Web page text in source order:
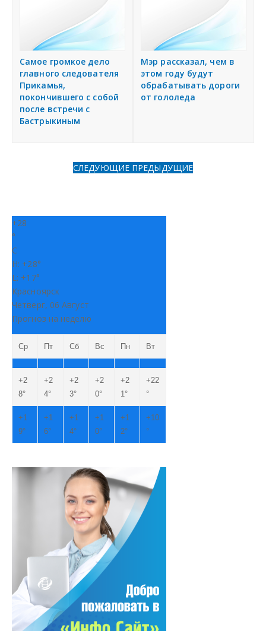
Самое громкое дело
главного следователя
Прикамья,
покончившего с собой
после встречи с
Бастрыкиным
Мэр рассказал, чем в
этом году будут
обрабатывать дороги
от гололеда
СЛЕДУЮЩИЕ ПРЕДЫДУЩИЕ
+28
°
C
H: +28°
L: +17°
Красноярск
Четверг, 06 Август
Прогноз на неделю
Ср Пт Сб Вс Пн Вт
+2
8°
+2
4°
+2
3°
+2
0°
+2
1°
+22
°
+1
9°
+1
6°
+1
4°
+1
0°
+1
2°
+10
°